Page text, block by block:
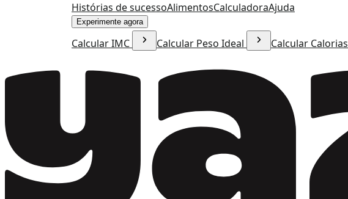
Histórias de sucessoAlimentosCalculadoraAjuda
Experimente agora
Calcular IMC Calcular Peso Ideal Calcular